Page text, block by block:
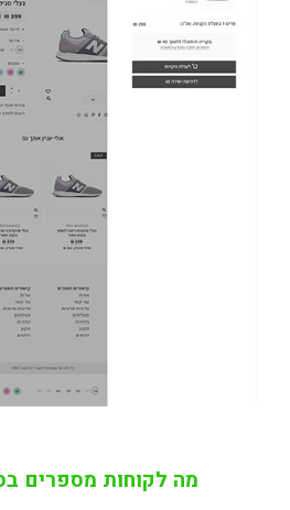
מה לקוחות מספרים